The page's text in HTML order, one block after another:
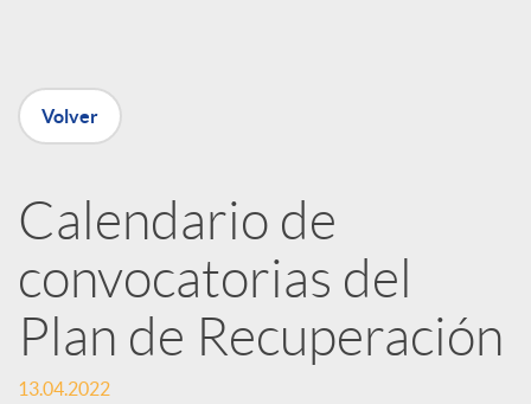
n
R
e
d
Volver
Calendario de
convocatorias del
Plan de Recuperación
13.04.2022